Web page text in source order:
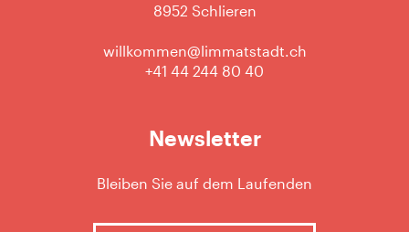
8952 Schlieren
willkommen@limmatstadt.ch
+41 44 244 80 40
Newsletter
Bleiben Sie auf dem Laufenden